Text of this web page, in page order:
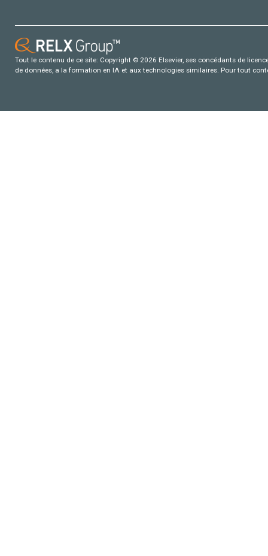
Tout le contenu de ce site: Copyright © 2026 Elsevier, ses concédants de
de données, a la formation en IA et aux technologies similaires. Pour tout